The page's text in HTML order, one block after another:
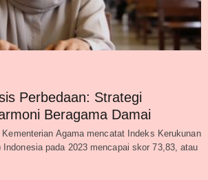
Perbedaan: Strategi
Beragama Damai
Agama mencatat Indeks Kerukunan
Indonesia pada 2023 mencapai skor 73,83, atau